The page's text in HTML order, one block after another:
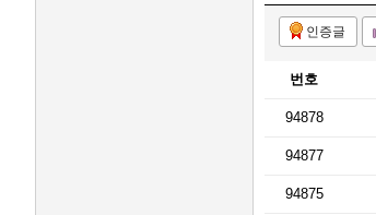
인증글
번호
94878
94877
94875